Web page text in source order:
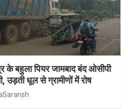
के बहुला पियर जामबाद बंद ओसीपी
उड़ती धूल से ग्रामीणों में रोष